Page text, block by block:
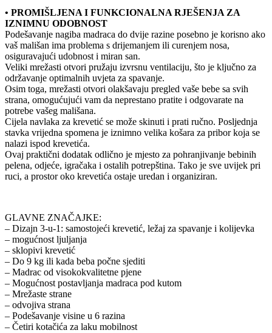
• PROMIŠLJENA I FUNKCIONALNA RJEŠENJA ZA
IZNIMNU ODOBNOST
Podešavanje nagiba madraca do dvije razine posebno je korisno ako
vaš mališan ima problema s drijemanjem ili curenjem nosa,
osiguravajući udobnost i miran san.
Veliki mrežasti otvori pružaju izvrsnu ventilaciju, što je ključno za
održavanje optimalnih uvjeta za spavanje.
Osim toga, mrežasti otvori olakšavaju pregled vaše bebe sa svih
strana, omogućujući vam da neprestano pratite i odgovarate na
potrebe vašeg mališana.
Cijela navlaka za krevetić se može skinuti i prati ručno. Posljednja
stavka vrijedna spomena je iznimno velika košara za pribor koja se
nalazi ispod krevetića.
Ovaj praktični dodatak odlično je mjesto za pohranjivanje bebinih
pelena, odjeće, igračaka i ostalih potrepština. Tako je sve uvijek pri
ruci, a prostor oko krevetića ostaje uredan i organiziran.
GLAVNE ZNAČAJKE:
– Dizajn 3-u-1: samostojeći krevetić, ležaj za spavanje i kolijevka
– mogućnost ljuljanja
– sklopivi krevetić
– Do 9 kg ili kada beba počne sjediti
– Madrac od visokokvalitetne pjene
– Mogućnost postavljanja madraca pod kutom
– Mrežaste strane
– odvojiva strana
– Podešavanje visine u 6 razina
– Četiri kotačića za laku mobilnost